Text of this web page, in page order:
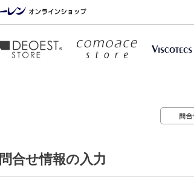
問合せ情報の入力